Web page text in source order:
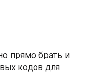
прямо брать и
кодов для